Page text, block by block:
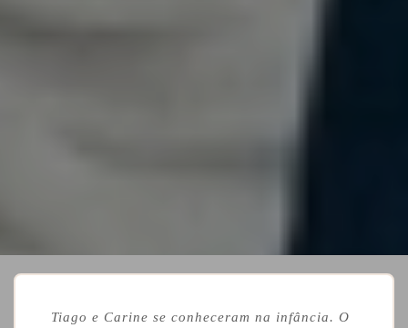
Tiago e Carine se conheceram na infância. O